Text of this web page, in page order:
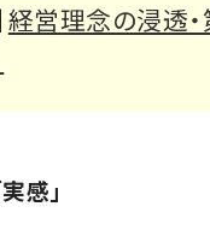
経営理念の浸透・
感」